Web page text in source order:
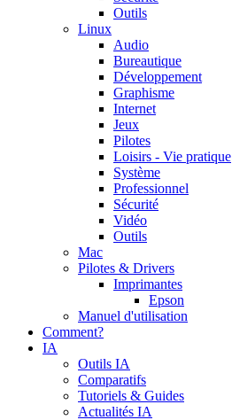
Outils
Linux
Audio
Bureautique
Développement
Graphisme
Internet
Jeux
Pilotes
Loisirs - Vie pratique
Système
Professionnel
Sécurité
Vidéo
Outils
Mac
Pilotes & Drivers
Imprimantes
Epson
Manuel d'utilisation
Comment?
IA
Outils IA
Comparatifs
Tutoriels & Guides
Actualités IA